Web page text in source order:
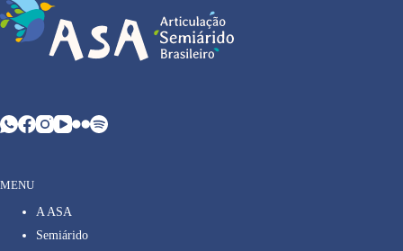
MENU
A ASA
Semiárido